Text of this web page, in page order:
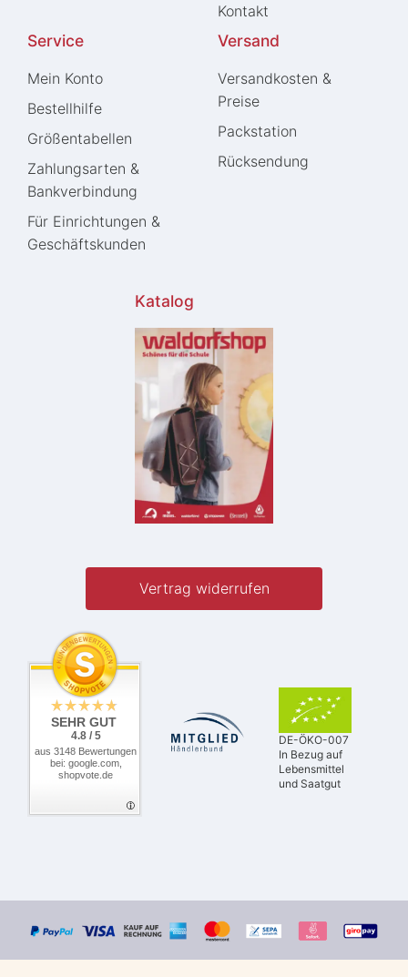
Kontakt
Service
Mein Konto
Bestellhilfe
Größentabellen
Zahlungsarten &
Bankverbindung
Für Einrichtungen &
Geschäftskunden
Versand
Versandkosten &
Preise
Packstation
Rücksendung
Katalog
Vertrag widerrufen
SEHR GUT
4.8 / 5
aus 3148 Bewertungen
bei: google.com,
shopvote.de
DE-ÖKO-007
In Bezug auf
Lebensmittel
und Saatgut